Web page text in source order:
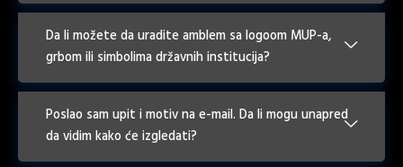
Da li možete da uradite amblem sa logoom MUP-a,
grbom ili simbolima državnih institucija?
Poslao sam upit i motiv na e-mail. Da li mogu unapred
da vidim kako će izgledati?